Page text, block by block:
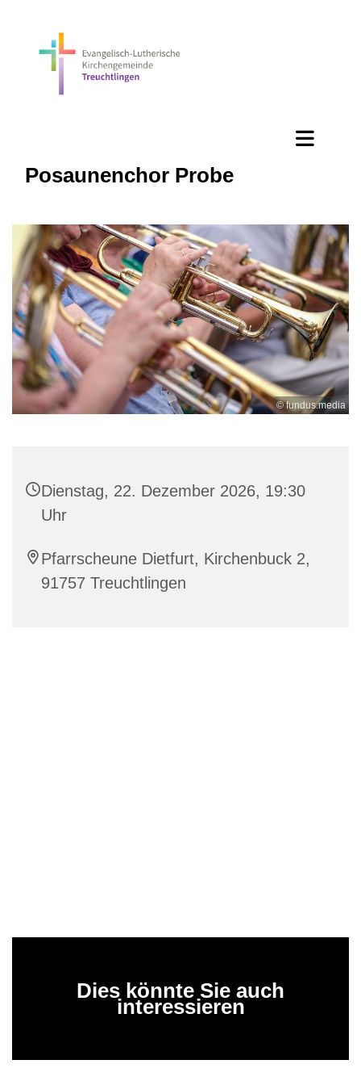
Posaunenchor Probe
© fundus.media
Dienstag, 22. Dezember 2026, 19:30
Uhr
Pfarrscheune Dietfurt, Kirchenbuck 2,
91757 Treuchtlingen
Dies könnte Sie auch
interessieren